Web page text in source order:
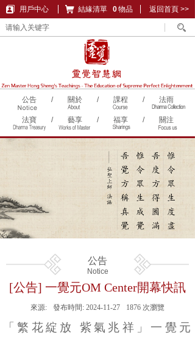
結緣清單
購物車 0物品
用戶中心 返回首頁 >>
公告/ 關於/ 課程 / 法雨
法寶/ 藝享/ 福享/ 關注
Notice
公告
[公告] 一覺元OM Center開幕快訊
來源: 發布時間: 2024-11-27 1876 次瀏覽
「繁花綻放
紫氣兆祥」一覺元